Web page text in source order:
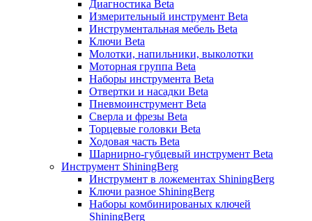
Диагностика Beta
Измерительный инструмент Beta
Инструментальная мебель Beta
Ключи Beta
Молотки, напильники, выколотки
Моторная группа Beta
Наборы инструмента Beta
Отвертки и насадки Beta
Пневмоинструмент Beta
Сверла и фрезы Beta
Торцевые головки Beta
Ходовая часть Beta
Шарнирно-губцевый инструмент Beta
Инструмент ShiningBerg
Инструмент в ложементах ShiningBerg
Ключи разное ShiningBerg
Наборы комбинированых ключей
ShiningBerg